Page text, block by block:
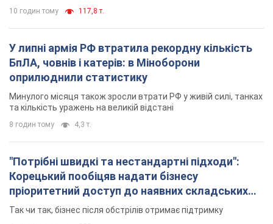
10 годин тому 117,8 т.
У липні армія РФ втратила рекордну кількість
БпЛА, човнів і катерів: в Міноборони
оприлюднили статистику
Минулого місяця також зросли втрати РФ у живій силі, танках
та кількість уражень на великій відстані
8 годин тому 4,3 т.
"Потрібні швидкі та нестандартні підходи":
Корецький пообіцяв надати бізнесу
пріоритетний доступ до наявних складських
приміщень
Так чи так, бізнес після обстрілів отримає підтримку